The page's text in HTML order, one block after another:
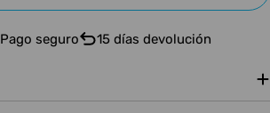
Pago seguro 15 días devolución